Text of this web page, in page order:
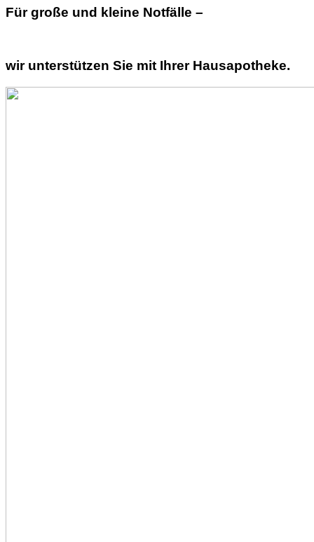
Für große und kleine Notfälle –
wir unterstützen Sie mit Ihrer Hausapotheke.